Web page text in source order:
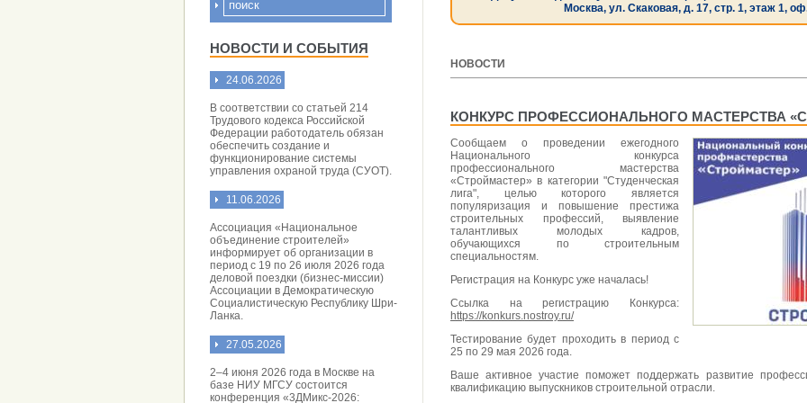
НОВОСТИ И СОБЫТИЯ
24.06.2026
В соответствии со статьей 214
Трудового кодекса Российской
Федерации работодатель обязан
обеспечить создание и
функционирование системы
управления охраной труда (СУОТ).
11.06.2026
Ассоциация «Национальное
объединение строителей»
информирует об организации в
период с 19 по 26 июля 2026 года
деловой поездки (бизнес-миссии)
Ассоциации в Демократическую
Социалистическую Республику Шри-
Ланка.
27.05.2026
2–4 июня 2026 года в Москве на
базе НИУ МГСУ состоится
конференция «3ДМикс-2026:
Москва, ул. Скаковая, д. 17, стр. 1, этаж 1,
НОВОСТИ
КОНКУРС ПРОФЕССИОНАЛЬНОГО МАСТЕРСТВА
Сообщаем о проведении ежегодного
Национального конкурса
профессионального мастерства
«Строймастер» в категории "Студенческая
лига", целью которого является
популяризация и повышение престижа
строительных профессий, выявление
талантливых молодых кадров,
обучающихся по строительным
специальностям.
Регистрация на Конкурс уже началась!
Ссылка на регистрацию Конкурса:
https://konkurs.nostroy.ru/
Тестирование будет проходить в период с
25 по 29 мая 2026 года.
Ваше активное участие поможет поддержать развитие
квалификацию выпускников строительной отрасли.